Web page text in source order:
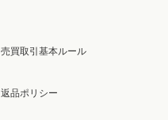
売買取引基本ルール
返品ポリシー